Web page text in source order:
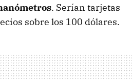
. Serían tarjetas
sobre los 100 dólares.